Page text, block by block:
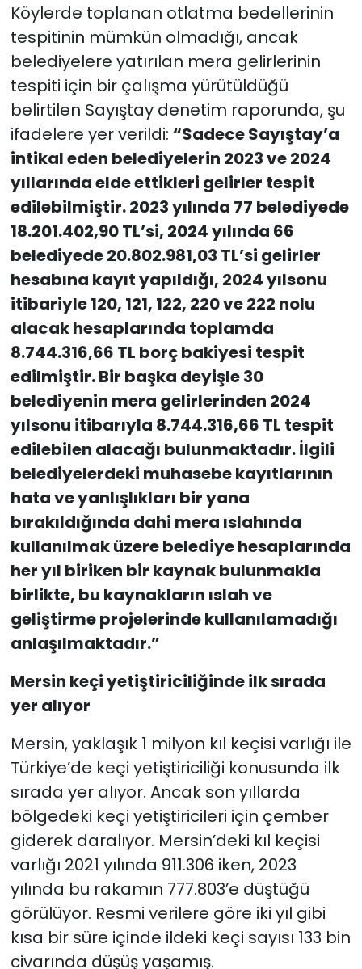
Köylerde toplanan otlatma bedellerinin
tespitinin mümkün olmadığı, ancak
belediyelere yatırılan mera gelirlerinin
tespiti için bir çalışma yürütüldüğü
belirtilen Sayıştay denetim raporunda, şu
ifadelere yer verildi: “Sadece Sayıştay’a
intikal eden belediyelerin 2023 ve 2024
yıllarında elde ettikleri gelirler tespit
edilebilmiştir. 2023 yılında 77 belediyede
18.201.402,90 TL’si, 2024 yılında 66
belediyede 20.802.981,03 TL’si gelirler
hesabına kayıt yapıldığı, 2024 yılsonu
itibariyle 120, 121, 122, 220 ve 222 nolu
alacak hesaplarında toplamda
8.744.316,66 TL borç bakiyesi tespit
edilmiştir. Bir başka deyişle 30
belediyenin mera gelirlerinden 2024
yılsonu itibarıyla 8.744.316,66 TL tespit
edilebilen alacağı bulunmaktadır. İlgili
belediyelerdeki muhasebe kayıtlarının
hata ve yanlışlıkları bir yana
bırakıldığında dahi mera ıslahında
kullanılmak üzere belediye hesaplarında
her yıl biriken bir kaynak bulunmakla
birlikte, bu kaynakların ıslah ve
geliştirme projelerinde kullanılamadığı
anlaşılmaktadır.”
Mersin keçi yetiştiriciliğinde ilk sırada
yer alıyor
Mersin, yaklaşık 1 milyon kıl keçisi varlığı ile
Türkiye’de keçi yetiştiriciliği konusunda ilk
sırada yer alıyor. Ancak son yıllarda
bölgedeki keçi yetiştiricileri için çember
giderek daralıyor. Mersin’deki kıl keçisi
varlığı 2021 yılında 911.306 iken, 2023
yılında bu rakamın 777.803’e düştüğü
görülüyor. Resmi verilere göre iki yıl gibi
kısa bir süre içinde ildeki keçi sayısı 133 bin
civarında düşüş yaşamış.